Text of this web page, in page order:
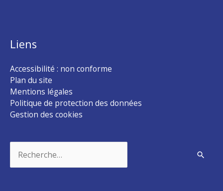
Liens
Accessibilité : non conforme
Plan du site
Mentions légales
Politique de protection des données
Gestion des cookies